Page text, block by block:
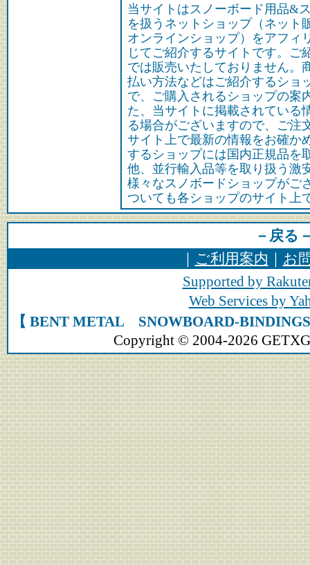
当サイトはスノーボード用品&
を扱うネットショップ（ネット
オンラインショップ）をアフィ
じてご紹介するサイトです。ご
では販売いたしておりません。
払い方法などはご紹介するショ
で、ご購入されるショップの案
た、当サイトに掲載されている
る場合がございますので、ご注
サイト上で最新の情報をお確か
するショップには国内正規品を
他、並行輸入品等を取り扱う激
様々なスノボードショップがご
ついても各ショップのサイト上
－戻る
｜ ご利用案内 ｜ お
Supported by
Web Services by
【 BENT METAL SNOWBOARD-
Copyright © 2004-2026